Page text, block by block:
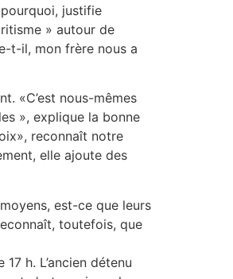
justifie
» autour de
t-il, mon frère nous a
«C’est nous-mêmes
», explique la bonne
reconnaît notre
elle ajoute des
est-ce que leurs
toutefois, que
h. L’ancien détenu